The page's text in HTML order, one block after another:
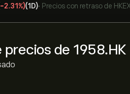
2.31%)(1D)• Precios con retraso de
precios de 1958.HK